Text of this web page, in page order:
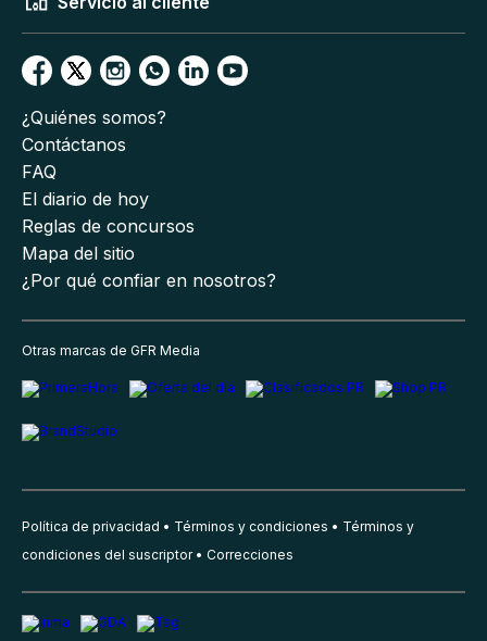
¿Quiénes somos?
Contáctanos
FAQ
El diario de hoy
Reglas de concursos
Mapa del sitio
¿Por qué confiar en nosotros?
Otras marcas de GFR Media
Política de privacidad Términos y condiciones
Términos y
condiciones del suscriptor
Correcciones